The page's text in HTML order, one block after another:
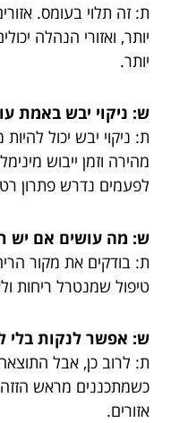
ת: זה תלוי בעומס.
יותר, ואזורי הנהלה
יותר.
ש: ניקוי יבש באמת
ת: ניקוי יבש יכול
מהירה וזמן ייבוש
לפעמים נדרש פתרון
ש: מה עושים אם יש
ת: בודקים את מקור
טיפול שמנטרל ריחות
ש: אפשר לנקות בלי
ת: לרוב כן, אבל
כשמתכננים מראש הזזה
אזורים.